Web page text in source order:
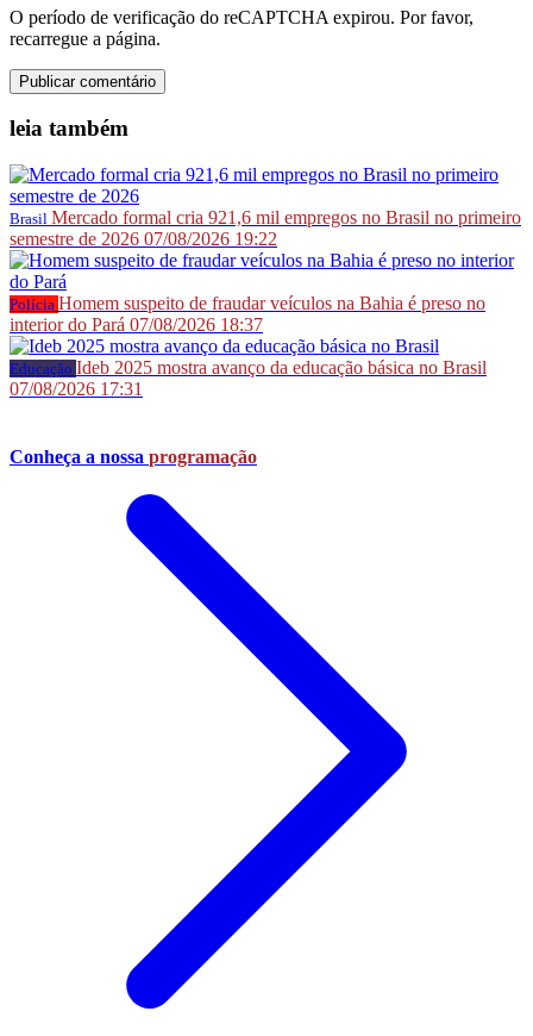
O período de verificação do reCAPTCHA expirou. Por favor,
recarregue a página.
leia também
Brasil Mercado formal cria 921,6 mil empregos no Brasil no primeiro
semestre de 2026 07/08/2026 19:22
Polícia Homem suspeito de fraudar veículos na Bahia é preso no
interior do Pará 07/08/2026 18:37
Educação Ideb 2025 mostra avanço da educação básica no Brasil
07/08/2026 17:31
Conheça a nossa programação